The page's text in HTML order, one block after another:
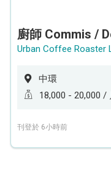
Urban Coffee Roaster
中環
18,000 - 20,000 /
刊登於 6小時前